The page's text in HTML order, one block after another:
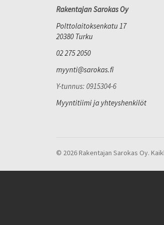
Rakentajan Sarokas Oy
Polttolaitoksenkatu 17
20380 Turku
02 275 2050
myynti@sarokas.fi
Y-tunnus: 0915304-6
Myyntitiimi ja yhteyshenkilöt
© 2026 Rakentajan Sarokas Oy.